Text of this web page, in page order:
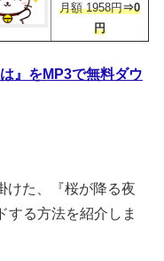
月額 1958円⇒0
円
』をMP3で無料ダウ
けた、『桜が降る夜
する方法を紹介しま